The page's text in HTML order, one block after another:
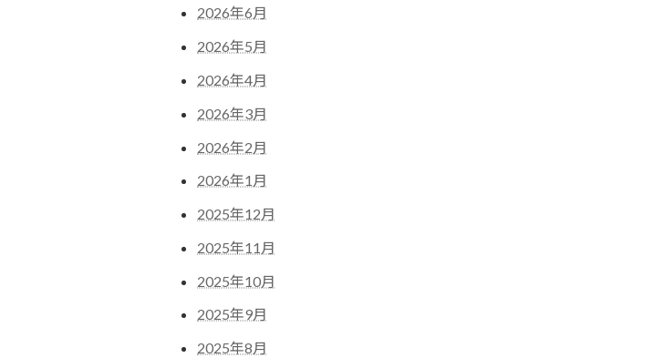
2026年6月
2026年5月
2026年4月
2026年3月
2026年2月
2026年1月
2025年12月
2025年11月
2025年10月
2025年9月
2025年8月